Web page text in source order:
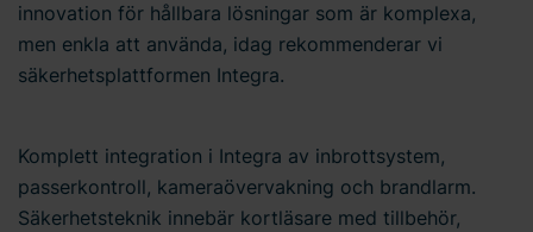
innovation för hållbara lösningar som är komplexa,
men enkla att använda, idag rekommenderar vi
säkerhetsplattformen Integra.
Komplett integration i Integra av inbrottsystem,
passerkontroll, kameraövervakning och brandlarm.
Säkerhetsteknik innebär kortläsare med tillbehör,